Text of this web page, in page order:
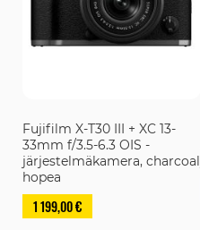
Fujifilm X-T30 III + XC 13-
33mm f/3.5-6.3 OIS -
järjestelmäkamera, charcoal
hopea
1 199,00 €